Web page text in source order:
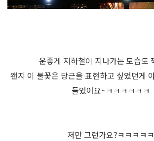
운좋게 지하철이 지나가는 모습도
왠지 이 불꽃은 당근을 표현하고 싶었던게
들었어요~ㅋㅋㅋㅋㅋㅋ
저만 그런가요?ㅋㅋㅋㅋㅋ